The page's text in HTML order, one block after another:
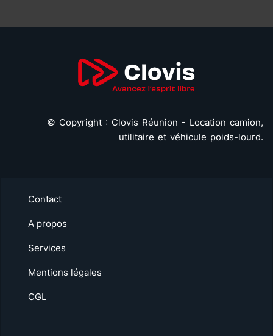
© Copyright : Clovis Réunion - Location camion,
utilitaire et véhicule poids-lourd.
Contact
A propos
Services
Mentions légales
CGL